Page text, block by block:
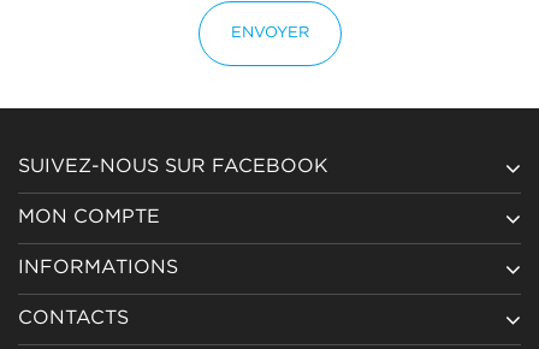
ENVOYER
SUIVEZ-NOUS SUR FACEBOOK
MON COMPTE
INFORMATIONS
CONTACTS